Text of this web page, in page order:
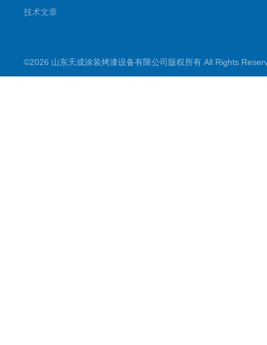
技术文章
©2026 山东天成涂装烤漆设备有限公司版权所有 All Rights